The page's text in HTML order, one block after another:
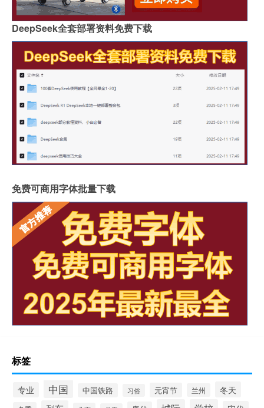
DeepSeek全套部署资料免费下载
免费可商用字体批量下载
标签
专业 中国 中国铁路 习俗 元宵节 兰州 冬天